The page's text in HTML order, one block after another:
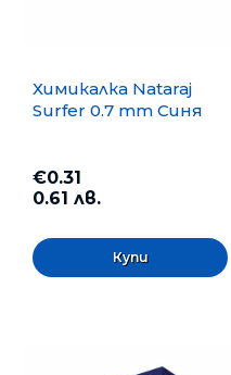
Химикалка Nataraj
Surfer 0.7 mm Синя
€0.31
0.61 лв.